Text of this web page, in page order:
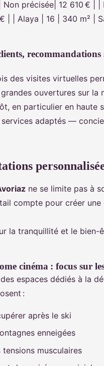
précisée| 12 610 € | |
| | Alaya | 16 | 340 m² |
recommandations
des visites virtuelles
ouvertures sur la
en particulier en haute
adaptés —
ne se limite pas à
compte pour créer
la tranquillité et le
cinéma : focus sur
espaces dédiés à la
:
après le ski
enneigées
musculaires